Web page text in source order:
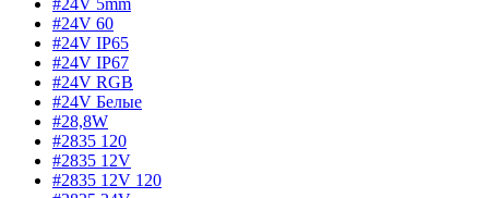
#24V 5mm
#24V 60
#24V IP65
#24V IP67
#24V RGB
#24V Белые
#28,8W
#2835 120
#2835 12V
#2835 12V 120